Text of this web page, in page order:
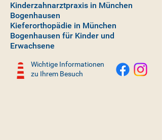
Kinderzahnarztpraxis in München
Bogenhausen
Kieferorthopädie in München
Bogenhausen für Kinder und
Erwachsene
Wichtige Informationen
zu Ihrem Besuch